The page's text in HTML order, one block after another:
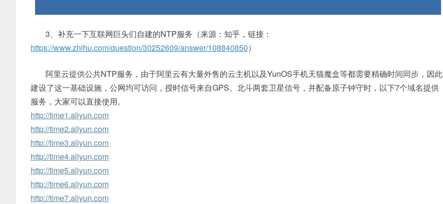
3、补充一下互联网巨头们自建的NTP服务（来源：知乎，链接：
https://www.zhihu.com/question/30252609/answer/108840850）
阿里云提供公共NTP服务，由于阿里云有大量外售的云主机以及YunOS手机天猫魔盒等都需要精确时间同步，因此
建设了这一基础设施，公网均可访问，授时信号来自GPS、北斗两套卫星信号，并配备原子钟守时，以下7个域名提供
服务，大家可以直接使用。
http://time1.aliyun.com
http://time2.aliyun.com
http://time3.aliyun.com
http://time4.aliyun.com
http://time5.aliyun.com
http://time6.aliyun.com
http://time7.aliyun.com